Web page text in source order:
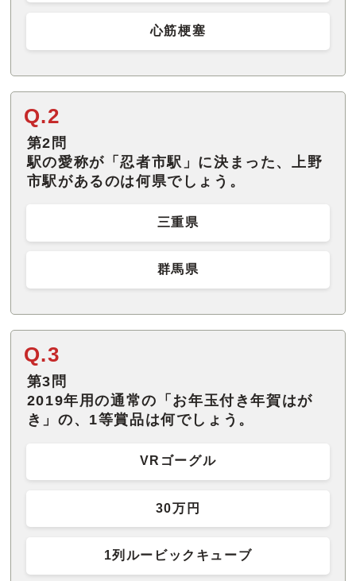
心筋梗塞
Q.2
第2問
駅の愛称が「忍者市駅」に決まった、上野
市駅があるのは何県でしょう。
三重県
群馬県
Q.3
第3問
2019年用の通常の「お年玉付き年賀はが
き」の、1等賞品は何でしょう。
VRゴーグル
30万円
1列ルービックキューブ